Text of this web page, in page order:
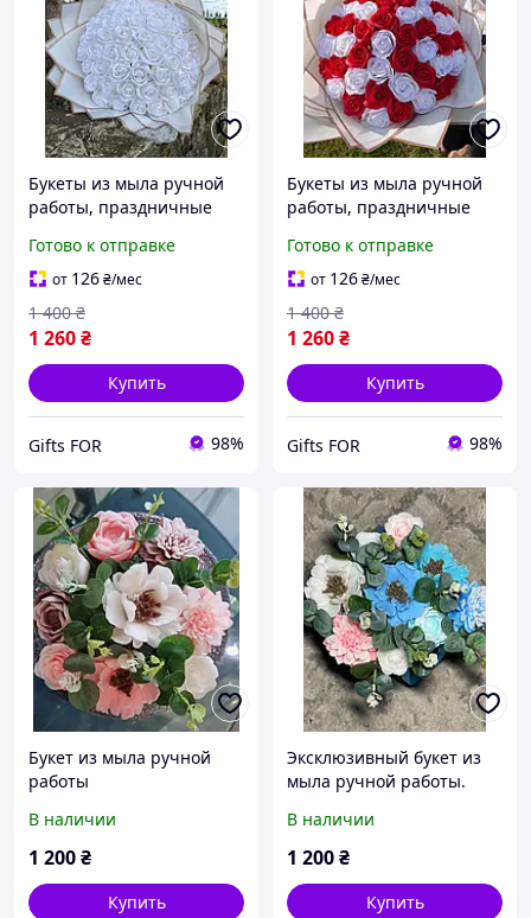
Букеты из мыла ручной
работы, праздничные
цветов, мыльные розы,
красный
Готово к отправке
от 126₴/мес
1 260₴
1 400 ₴
Купить
Gifts FOR 98%
Букеты из мыла ручной
работы, праздничные
цветов, мыльные розы,
красный
Готово к отправке
от 126₴/мес
1 260₴
1 400 ₴
Купить
Gifts FOR 98%
Букет из мыла ручной
работы
В наличии
1 200₴
Купить
Эксклюзивный букет из
мыла ручной работы.
В наличии
1 200₴
Купить